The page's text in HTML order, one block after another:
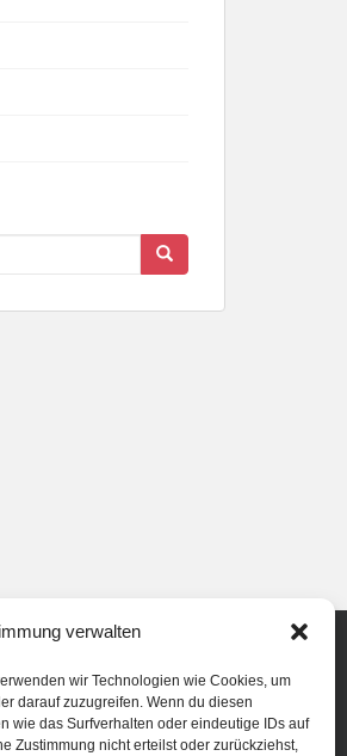
verwalten
wir Technologien wie Cookies, um
darauf zuzugreifen. Wenn du diesen
wie das Surfverhalten oder eindeutige IDs auf
Zustimmung nicht erteilst oder zurückziehst,